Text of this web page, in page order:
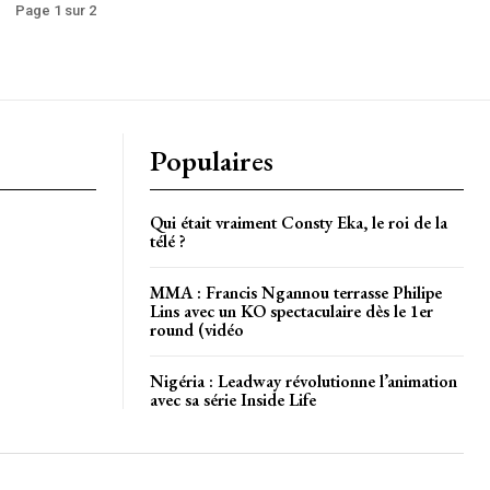
Page 1 sur 2
Populaires
Qui était vraiment Consty Eka, le roi de la
télé ?
MMA : Francis Ngannou terrasse Philipe
Lins avec un KO spectaculaire dès le 1er
round (vidéo
Nigéria : Leadway révolutionne l’animation
avec sa série Inside Life